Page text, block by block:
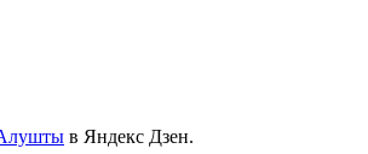
в Яндекс Дзен.